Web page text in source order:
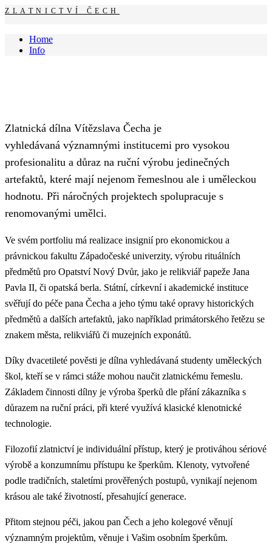
ZLATNICTVÍ ČECH
Home
Info
Zlatnická dílna Vítězslava Čecha je
vyhledávaná významnými institucemi pro vysokou
profesionalitu a důraz na ruční výrobu jedinečných
artefaktů, které mají nejenom řemeslnou ale i uměleckou
hodnotu. Při náročných projektech spolupracuje s
renomovanými umělci.
Ve svém portfoliu má realizace insignií pro ekonomickou a
právnickou fakultu Západočeské univerzity, výrobu rituálních
předmětů pro Opatství Nový Dvůr, jako je relikviář papeže Jana
Pavla II, či opatská berla. Státní, církevní i akademické instituce
svěřují do péče pana Čecha a jeho týmu také opravy historických
předmětů a dalších artefaktů, jako například primátorského řetězu se
znakem města, relikviářů či muzejních exponátů.
Díky dvacetileté pověsti je dílna vyhledávaná studenty uměleckých
škol, kteří se v rámci stáže mohou naučit zlatnickému řemeslu.
Základem činnosti dílny je výroba šperků dle přání zákazníka s
důrazem na ruční práci, při které využívá klasické klenotnické
technologie.
Filozofií zlatnictví je individuální přístup, který je protiváhou sériové
výrobě a konzumnímu přístupu ke šperkům. Klenoty, vytvořené
podle tradičních, staletími prověřených postupů, vynikají nejenom
krásou ale také životností, přesahující generace.
Přitom stejnou péči, jakou pan Čech a jeho kolegové věnují
významným projektům, věnuje i Vašim osobním šperkům.